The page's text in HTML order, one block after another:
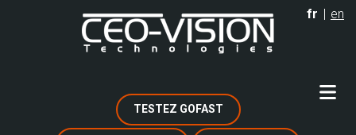
fr en
TESTEZ GOFAST